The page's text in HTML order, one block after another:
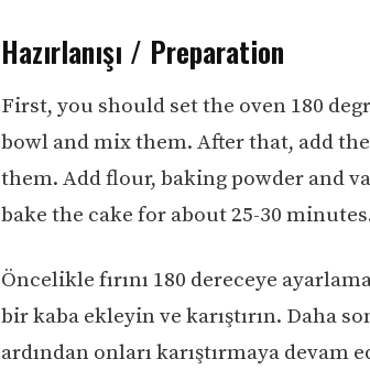
Hazırlanışı / Preparation
First, you should set the oven 180
bowl and mix them. After that, add
them. Add flour, baking powder and
bake the cake for about 25-30
Öncelikle fırını 180 dereceye
bir kaba ekleyin ve karıştırın. Daha
ardından onları karıştırmaya devam